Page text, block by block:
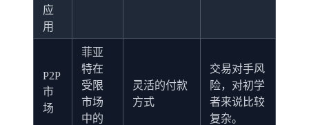
应
用
P2P
市
场
菲亚
特在
受限
市场
中的
灵活的付款
方式
交易对手风
险，对初学
者来说比较
复杂。